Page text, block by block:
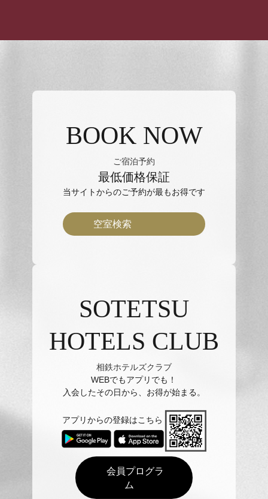
BOOK NOW
ご宿泊予約
最低価格保証
当サイトからのご予約が最もお得です
空室検索
SOTETSU
HOTELS CLUB
相鉄ホテルズクラブ
WEBでもアプリでも！
入会したその日から、お得が始まる。
会員プログラ
ム
アプリからの登録はこちら